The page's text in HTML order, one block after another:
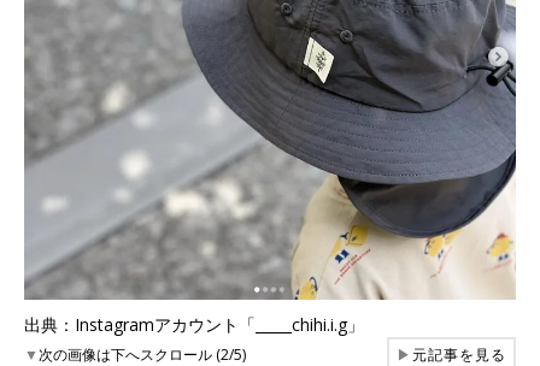
出典：Instagramアカウント「_____chihi.i.g」
▼次の画像は下へスクロール (2/5) ▶元記事を見る